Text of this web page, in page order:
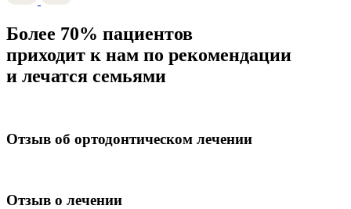
Более 70% пациентов
приходит к нам по рекомендации
и лечатся семьями
Отзыв об ортодонтическом лечении
Отзыв о лечении